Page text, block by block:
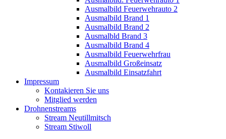
Ausmalbild Feuerwehrauto 2
Ausmalbild Brand 1
Ausmalbild Brand 2
Ausmalbld Brand 3
Ausmalbild Brand 4
Ausmalbild Feuerwehrfrau
Ausmalbild Großeinsatz
Ausmalbild Einsatzfahrt
Impressum
Kontakieren Sie uns
Mitglied werden
Drohnenstreams
Stream Neutillmitsch
Stream Stiwoll